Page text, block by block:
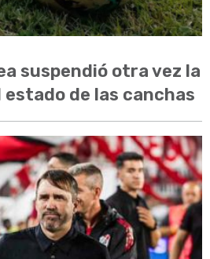
suspendió otra vez la
de las canchas